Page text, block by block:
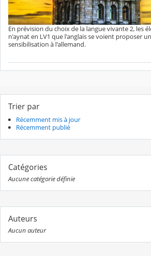
En prévision du choix de la langue vivante 2, les
n'aynat en LV1 que l'anglais se voient proposer
sensibilisation à l'allemand.
Trier par
Récemment mis à jour
Récemment publié
Catégories
Aucune catégorie définie
Auteurs
Aucun auteur